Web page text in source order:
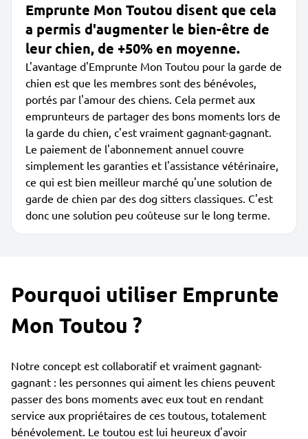
Emprunte Mon Toutou disent que cela
a permis d'augmenter le bien-être de
leur chien, de +50% en moyenne.
L'avantage d'Emprunte Mon Toutou pour la garde de
chien est que les membres sont des bénévoles,
portés par l'amour des chiens. Cela permet aux
emprunteurs de partager des bons moments lors de
la garde du chien, c'est vraiment gagnant-gagnant.
Le paiement de l'abonnement annuel couvre
simplement les garanties et l'assistance vétérinaire,
ce qui est bien meilleur marché qu'une solution de
garde de chien par des dog sitters classiques. C'est
donc une solution peu coûteuse sur le long terme.
Pourquoi utiliser Emprunte
Mon Toutou ?
Notre concept est collaboratif et vraiment gagnant-
gagnant : les personnes qui aiment les chiens peuvent
passer des bons moments avec eux tout en rendant
service aux propriétaires de ces toutous, totalement
bénévolement. Le toutou est lui heureux d'avoir